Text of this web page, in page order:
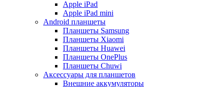
Apple iPad
Apple iPad mini
Android планшеты
Планшеты Samsung
Планшеты Xiaomi
Планшеты Huawei
Планшеты OnePlus
Планшеты Chuwi
Аксессуары для планшетов
Внешние аккумуляторы